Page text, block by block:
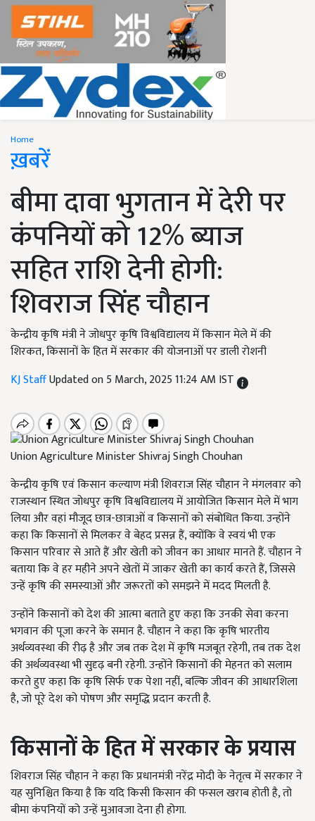
Home
ख़बरें
बीमा दावा भुगतान में देरी पर
कंपनियों को 12% ब्याज
सहित राशि देनी होगी:
शिवराज सिंह चौहान
केन्द्रीय कृषि मंत्री ने जोधपुर कृषि विश्वविद्यालय में किसान मेले में की
शिरकत, किसानों के हित में सरकार की योजनाओं पर डाली रोशनी
KJ StaffUpdated on 5 March, 2025 11:24 AM IST
Union Agriculture Minister Shivraj Singh Chouhan
केन्द्रीय कृषि एवं किसान कल्याण मंत्री शिवराज सिंह चौहान ने मंगलवार को
राजस्थान स्थित जोधपुर कृषि विश्वविद्यालय में आयोजित किसान मेले में भाग
लिया और वहां मौजूद छात्र-छात्राओं व किसानों को संबोधित किया. उन्होंने
कहा कि किसानों से मिलकर वे बेहद प्रसन्न हैं, क्योंकि वे स्वयं भी एक
किसान परिवार से आते हैं और खेती को जीवन का आधार मानते हैं. चौहान ने
बताया कि वे हर महीने अपने खेतों में जाकर खेती का कार्य करते हैं, जिससे
उन्हें कृषि की समस्याओं और जरूरतों को समझने में मदद मिलती है.
उन्होंने किसानों को देश की आत्मा बताते हुए कहा कि उनकी सेवा करना
भगवान की पूजा करने के समान है. चौहान ने कहा कि कृषि भारतीय
अर्थव्यवस्था की रीढ़ है और जब तक देश में कृषि मजबूत रहेगी, तब तक देश
की अर्थव्यवस्था भी सुदृढ़ बनी रहेगी. उन्होंने किसानों की मेहनत को सलाम
करते हुए कहा कि कृषि सिर्फ एक पेशा नहीं, बल्कि जीवन की आधारशिला
है, जो पूरे देश को पोषण और समृद्धि प्रदान करती है.
किसानों के हित में सरकार के प्रयास
शिवराज सिंह चौहान ने कहा कि प्रधानमंत्री नरेंद्र मोदी के नेतृत्व में सरकार ने
यह सुनिश्चित किया है कि यदि किसी किसान की फसल खराब होती है, तो
बीमा कंपनियों को उन्हें मुआवजा देना ही होगा.